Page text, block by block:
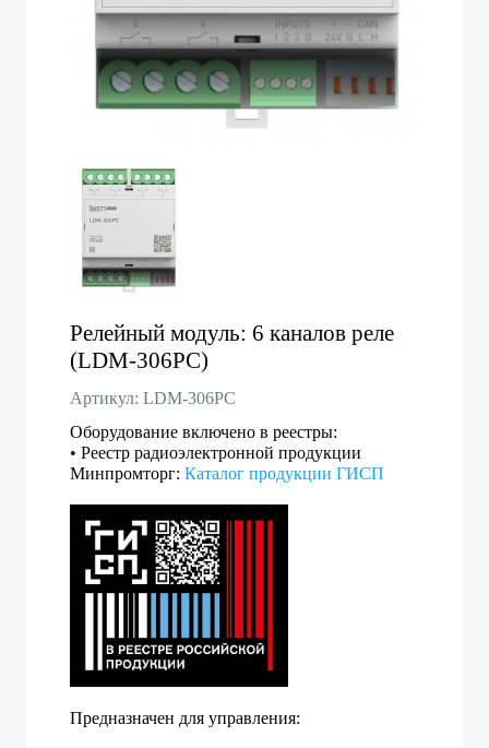
Релейный модуль: 6 каналов реле
(LDM-306PC)
Артикул: LDM-306PC
Оборудование включено в реестры:
• Реестр радиоэлектронной продукции
Минпромторг: Каталог продукции ГИСП
Предназначен для управления: